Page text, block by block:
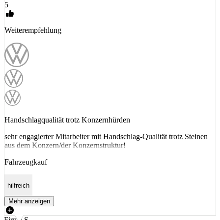
5
Weiterempfehlung
Handschlagqualität trotz Konzernhürden
sehr engagierter Mitarbeiter mit Handschlag-Qualität trotz Steinen
aus dem Konzern/der Konzernstruktur!
Fahrzeugkauf
hilfreich
Mehr anzeigen